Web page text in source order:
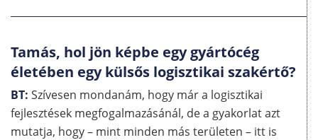
Tamás, hol jön képbe egy gyártócég
életében egy külsős logisztikai szakértő?
BT: Szívesen mondanám, hogy már a logisztikai
fejlesztések megfogalmazásánál, de a gyakorlat azt
mutatja, hogy – mint minden más területen – itt is